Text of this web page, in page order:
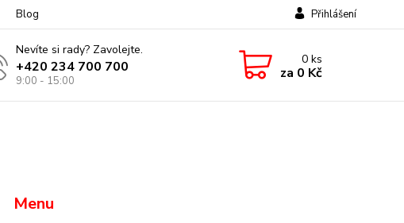
Blog Přihlášení
Nevíte si rady? Zavolejte.
+420 234 700 700
9:00 - 15:00
0ks
za 0 Kč
Menu